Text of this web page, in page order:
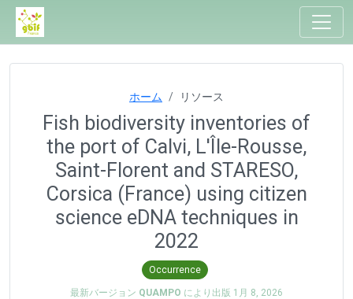
ホーム リソース
Fish biodiversity inventories of
the port of Calvi, L'Île-Rousse,
Saint-Florent and STARESO,
Corsica (France) using citizen
science eDNA techniques in
2022
Occurrence
最新バージョン QUAMPO により出版 1月 8, 2026